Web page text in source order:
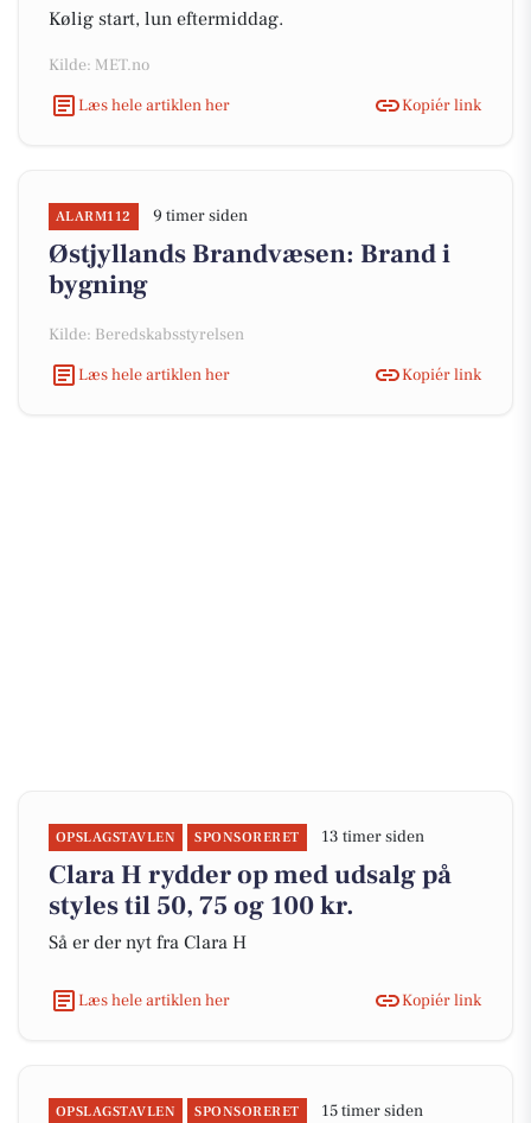
Kølig start, lun eftermiddag.
Kilde: MET.no
Læs hele artiklen her
Kopiér link
ALARM112 9 timer siden
Østjyllands Brandvæsen: Brand i
bygning
Kilde: Beredskabsstyrelsen
Læs hele artiklen her
Kopiér link
OPSLAGSTAVLEN SPONSORERET 13 timer siden
Clara H rydder op med udsalg på
styles til 50, 75 og 100 kr.
Så er der nyt fra Clara H
Læs hele artiklen her Kopiér link
OPSLAGSTAVLEN SPONSORERET 15 timer siden